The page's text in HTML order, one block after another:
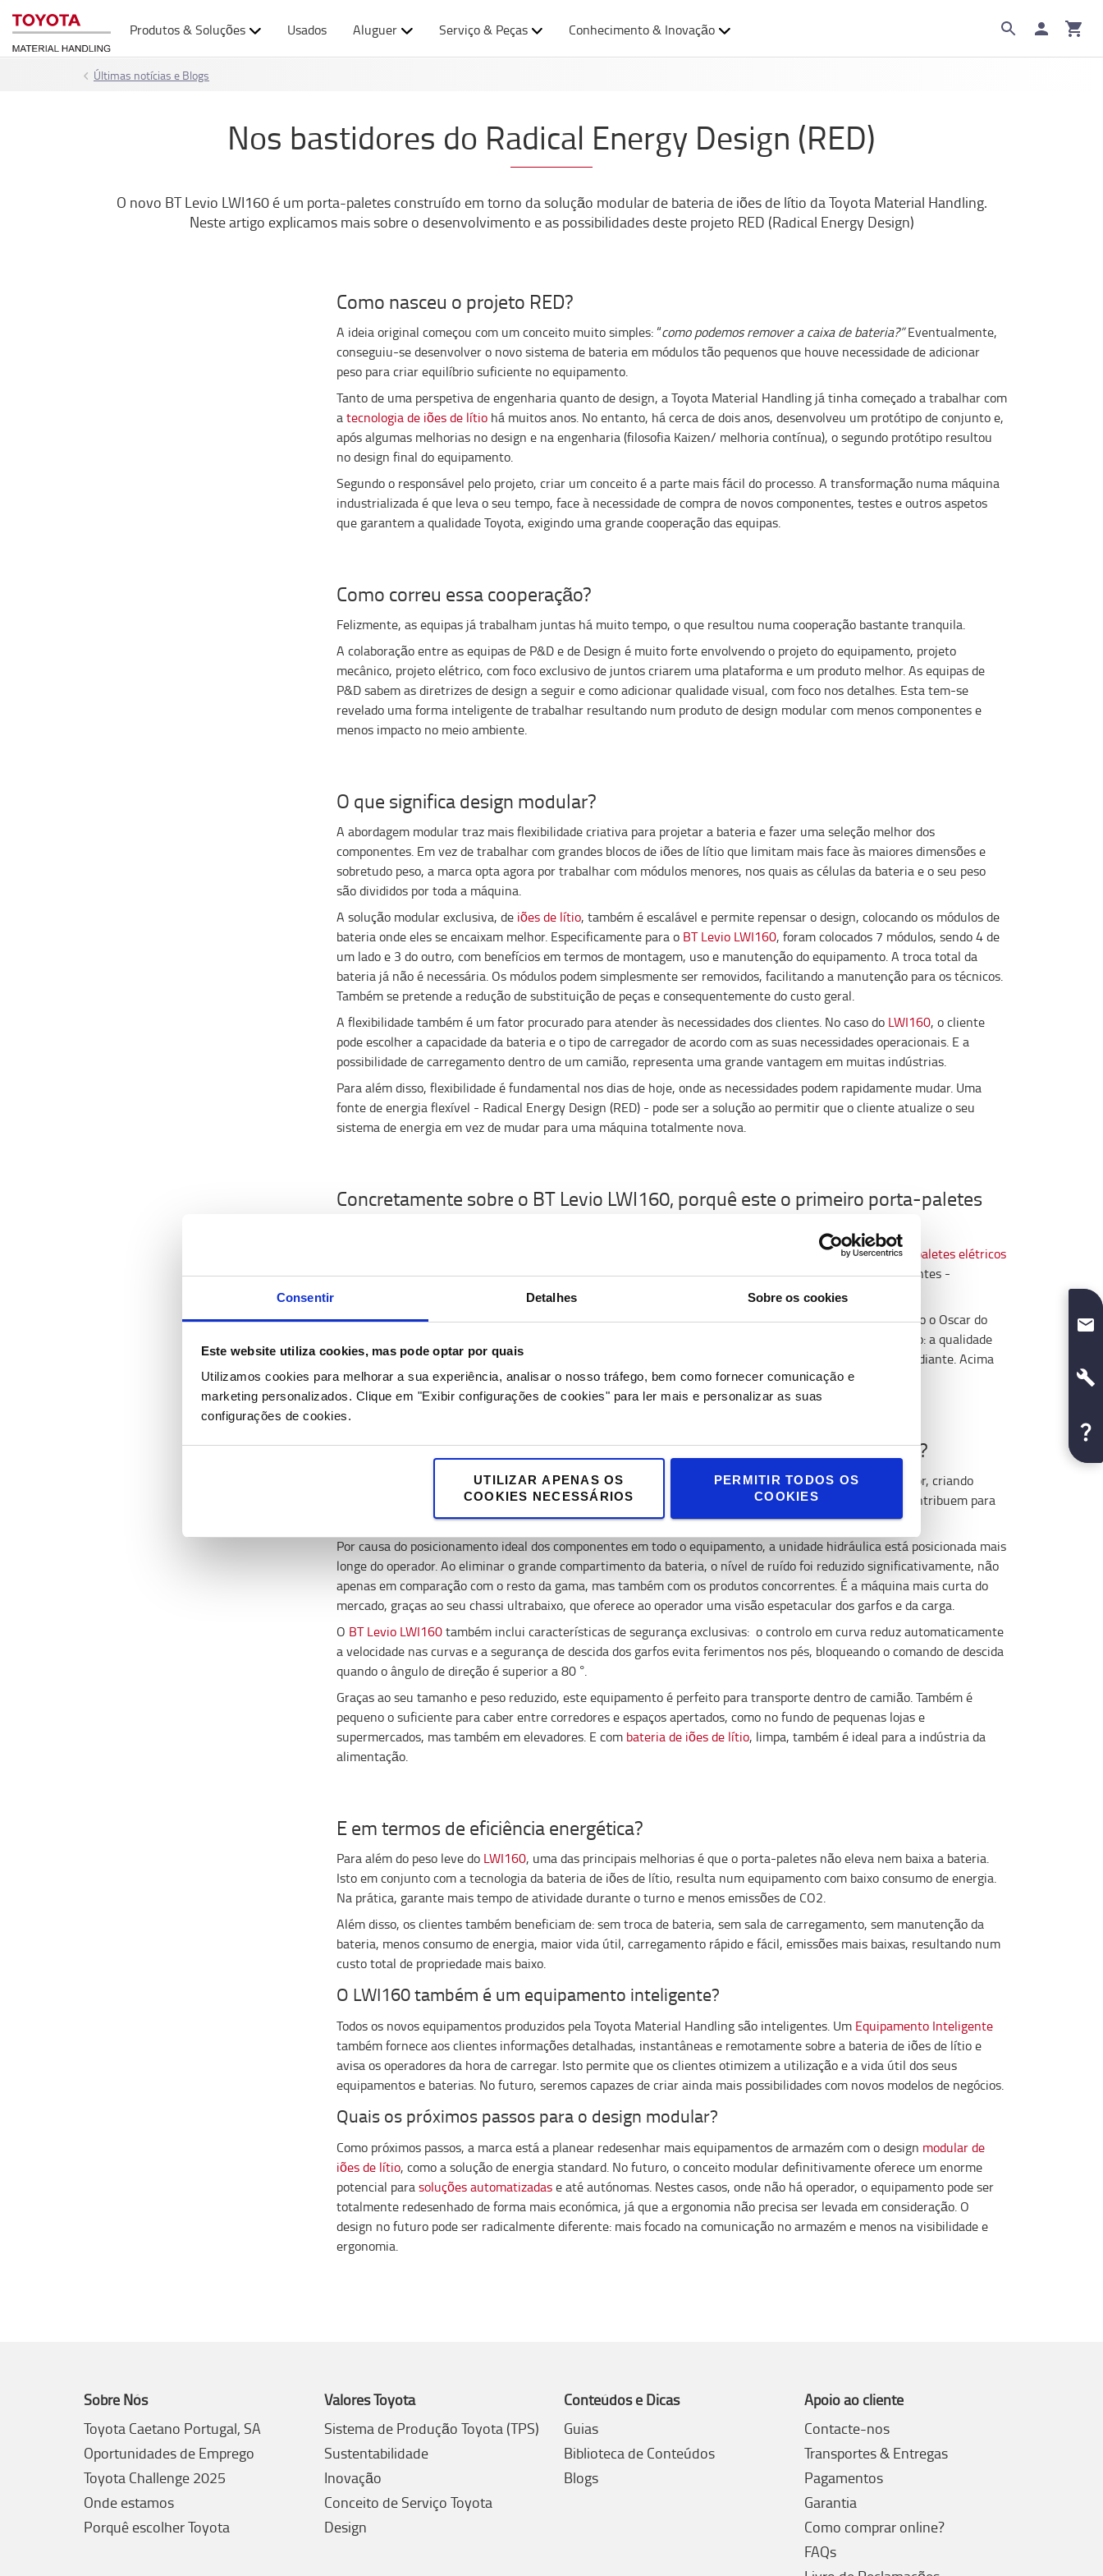
Consentir Detalhes Sobre os cookies
Este website utiliza cookies, mas pode optar por quais
Utilizamos cookies para melhorar a sua experiência, analisar o nosso tráfego, bem como fornecer comunicação e
marketing personalizados. Clique em "Exibir configurações de cookies" para ler mais e personalizar as suas
configurações de cookies.
UTILIZAR APENAS OS
COOKIES NECESSÁRIOS
PERMITIR TODOS OS
COOKIES
Produtos & Soluções Usados Aluguer Serviço & Peças Conhecimento & Inovação
Últimas notícias e Blogs
Nos bastidores do Radical Energy Design (RED)
O novo BT Levio LWI160 é um porta-paletes construído em torno da solução modular de bateria de iões de lítio da Toyota Material Handling.
Neste artigo explicamos mais sobre o desenvolvimento e as possibilidades deste projeto RED (Radical Energy Design)
Como nasceu o projeto RED?
A ideia original começou com um conceito muito simples: “como podemos remover a caixa de bateria?”Eventualmente,
conseguiu-se desenvolver o novo sistema de bateria em módulos tão pequenos que houve necessidade de adicionar
peso para criar equilíbrio suficiente no equipamento.
Tanto de uma perspetiva de engenharia quanto de design, a Toyota Material Handling já tinha começado a trabalhar com
atecnologia de iões de lítiohá muitos anos. No entanto, há cerca de dois anos, desenvolveu um protótipo de conjunto e,
após algumas melhorias no design e na engenharia (filosofia Kaizen/ melhoria contínua), o segundo protótipo resultou
no design final do equipamento.
Segundo o responsável pelo projeto, criar um conceito é a parte mais fácil do processo. A transformação numa máquina
industrializada é que leva o seu tempo, face à necessidade de compra de novos componentes, testes e outros aspetos
que garantem a qualidade Toyota, exigindo uma grande cooperação das equipas.
Como correu essa cooperação?
Felizmente, as equipas já trabalham juntas há muito tempo, o que resultou numa cooperação bastante tranquila.
A colaboração entre as equipas de P&D e de Design é muito forte envolvendo o projeto do equipamento, projeto
mecânico, projeto elétrico, com foco exclusivo de juntos criarem uma plataforma e um produto melhor. As equipas de
P&D sabem as diretrizes de design a seguir e como adicionar qualidade visual, com foco nos detalhes. Esta tem-se
revelado uma forma inteligente de trabalhar resultando num produto de design modular com menos componentes e
menos impacto no meio ambiente.
O que significa design modular?
A abordagem modular traz mais flexibilidade criativa para projetar a bateria e fazer uma seleção melhor dos
componentes. Em vez de trabalhar com grandes blocos de iões de lítio que limitam mais face às maiores dimensões e
sobretudo peso, a marca opta agora por trabalhar com módulos menores, nos quais as células da bateria e o seu peso
são divididos por toda a máquina.
A solução modular exclusiva, de iões de lítio, também é escalável e permite repensar o design, colocando os módulos de
bateria onde eles se encaixam melhor. Especificamente para o BT Levio LWI160, foram colocados 7 módulos, sendo 4 de
um lado e 3 do outro, com benefícios em termos de montagem, uso e manutenção do equipamento. A troca total da
bateria já não é necessária. Os módulos podem simplesmente ser removidos, facilitando a manutenção para os técnicos.
Também se pretende a redução de substituição de peças e consequentemente do custo geral.
A flexibilidade também é um fator procurado para atender às necessidades dos clientes. No caso do LWI160, o cliente
pode escolher a capacidade da bateria e o tipo de carregador de acordo com as suas necessidades operacionais. E a
possibilidade de carregamento dentro de um camião, representa uma grande vantagem em muitas indústrias.
Para além disso, flexibilidade é fundamental nos dias de hoje, onde as necessidades podem rapidamente mudar. Uma
fonte de energia flexível - Radical Energy Design (RED) - pode ser a solução ao permitir que o cliente atualize o seu
sistema de energia em vez de mudar para uma máquina totalmente nova.
Concretamente sobre o BT Levio LWI160, porquê este o primeiro porta-paletes
forneceu a maior oportunidade para aplicar o Radical Energy Design (RED). Osporta-paletes elétricos
representam um grande volume de mercado e devido à sua versatilidade respondem à maior base de clientes -
significando uma mudança valiosa e que pode definitivamente fazer a diferença.
Atualmente, oBT Levio LWI160já recebeu os prémios de design iF e Red Dot. Estes prémios de design são o Oscar do
design industrial e servem como um selo de qualidade. O júri avalia todos os aspetos do design do produto: a qualidade
geral, detalhes específicos, marca, identidade do produto, mas também inovação, ergonomia e assim por diante. Acima
de tudo, um design deve ser simples, limpo, funcional e fácil de entender.
Olhando mais de perto para a máquina, que benefícios traz aos clientes?
é muito reduzido, a direção é muito mais leve e fácil de manusear para o operador, criando
menos tensão. A baixa localização e central do timão, em combinação com botões intuitivos, também contribuem para
uma boa ergonomia.
Por causa do posicionamento ideal dos componentes em todo o equipamento, a unidade hidráulica está posicionada mais
longe do operador. Ao eliminar o grande compartimento da bateria, o nível de ruído foi reduzido significativamente, não
apenas em comparação com o resto da gama, mas também com os produtos concorrentes. É a máquina mais curta do
mercado, graças ao seu chassi ultrabaixo, que oferece ao operador uma visão espetacular dos garfos e da carga.
O BT Levio LWI160também inclui características de segurança exclusivas: o controlo em curva reduz automaticamente
a velocidade nas curvas e a segurança de descida dos garfos evita ferimentos nos pés, bloqueando o comando de descida
quando o ângulo de direção é superior a 80 °.
Graças ao seu tamanho e peso reduzido, este equipamento é perfeito para transporte dentro de camião. Também é
pequeno o suficiente para caber entre corredores e espaços apertados, como no fundo de pequenas lojas e
supermercados, mas também em elevadores. E com bateria de iões de lítio, limpa, também é ideal para a indústria da
alimentação.
E em termos de eficiência energética?
Para além do peso leve do LWI160, uma das principais melhorias é que o porta-paletes não eleva nem baixa a bateria.
Isto em conjunto com a tecnologia da bateria de iões de lítio, resulta num equipamento com baixo consumo de energia.
Na prática, garante mais tempo de atividade durante o turno e menos emissões de CO2.
Além disso, os clientes também beneficiam de: sem troca de bateria, sem sala de carregamento, sem manutenção da
bateria, menos consumo de energia, maior vida útil, carregamento rápido e fácil, emissões mais baixas, resultando num
custo total de propriedade mais baixo.
O LWI160 também é um equipamento inteligente?
Todos os novos equipamentos produzidos pela Toyota Material Handling são inteligentes. Um Equipamento Inteligente
também fornece aos clientes informações detalhadas, instantâneas e remotamente sobre a bateria de iões de lítio e
avisa os operadores da hora de carregar. Isto permite que os clientes otimizem a utilização e a vida útil dos seus
equipamentos e baterias. No futuro, seremos capazes de criar ainda mais possibilidades com novos modelos de negócios.
Quais os próximos passos para o design modular?
Como próximos passos, a marca está a planear redesenhar mais equipamentos de armazém com o design modular de
iões de lítio, como a solução de energia standard. No futuro, o conceito modular definitivamente oferece um enorme
potencial parasoluções automatizadase até autónomas. Nestes casos, onde não há operador, o equipamento pode ser
totalmente redesenhado de forma mais económica, já que a ergonomia não precisa ser levada em consideração. O
design no futuro pode ser radicalmente diferente: mais focado na comunicação no armazém e menos na visibilidade e
ergonomia.
Sobre Nós
Toyota Caetano Portugal, SA
Oportunidades de Emprego
Toyota Challenge 2025
Onde estamos
Porquê escolher Toyota
Valores Toyota
Sistema de Produção Toyota (TPS)
Sustentabilidade
Inovação
Conceito de Serviço Toyota
Design
Conteúdos e Dicas
Guias
Biblioteca de Conteúdos
Blogs
Apoio ao cliente
Contacte-nos
Transportes & Entregas
Pagamentos
Garantia
Como comprar online?
FAQs